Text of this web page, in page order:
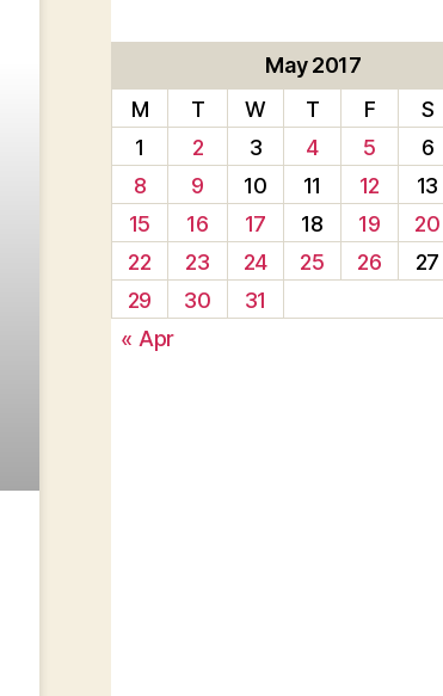
May 2017
M
T W T F S
1
2 3 4 5 6
8
9 10 11 12 13
15
16 17 18 19 20
22
23 24 25 26 27
29
30
31
« Apr